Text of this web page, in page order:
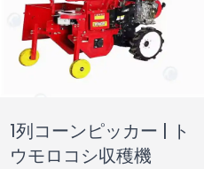
1列コーンピッカー | ト
ウモロコシ収穫機